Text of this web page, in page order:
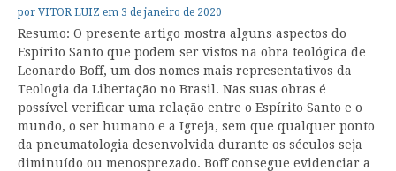
por VITOR LUIZ em 3 de janeiro de 2020
Resumo: O presente artigo mostra alguns aspectos do
Espírito Santo que podem ser vistos na obra teológica de
Leonardo Boff, um dos nomes mais representativos da
Teologia da Libertação no Brasil. Nas suas obras é
possível verificar uma relação entre o Espírito Santo e o
mundo, o ser humano e a Igreja, sem que qualquer ponto
da pneumatologia desenvolvida durante os séculos seja
diminuído ou menosprezado. Boff consegue evidenciar a